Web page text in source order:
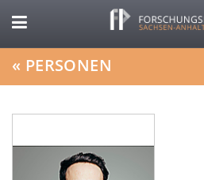
« PERSONEN